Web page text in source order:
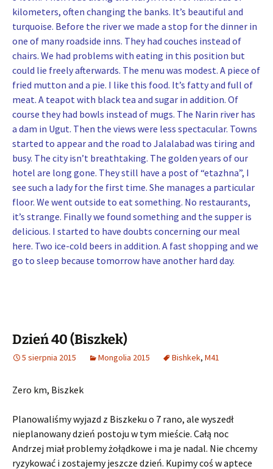
kilometers, often changing the banks. It’s beautiful and
turquoise. Before the river we made a stop for the dinner in
one of many roadside inns. They had couches instead of
chairs. We had problems with eating in this position but
could lie freely afterwards. The menu was modest. A piece of
fried mutton and a pie. I like this food. It’s fatty and full of
meat. A teapot with black tea and sugar in addition. Of
course they had bowls instead of mugs. The Narin river has
a dam in Ugut. Then the views were less spectacular. Towns
started to appear and the road to Jalalabad was tiring and
busy. The city isn’t breathtaking. The golden years of our
hotel are long gone. They still have a post of “etazhna”, I
see such a lady for the first time. She manages a particular
floor. We went outside to eat something. No restaurants,
it’s strange. Finally we found something and the supper is
delicious. I started to have doubts concerning our meal
here. Two ice-cold beers in addition. A fast shopping and we
go to sleep because tomorrow have another hard day.
Dzień 40 (Biszkek)
5 sierpnia 2015 Mongolia 2015 Bishkek, M41
Zero km, Biszkek
Planowaliśmy wyjazd z Biszkeku o 7 rano, ale wyszedł
nieplanowany dzień postoju w tym mieście. Całą noc
Andrzej miał problemy żołądkowe i ma je nadal. Nie chcemy
ryzykować i zostajemy jeszcze dzień. Kupimy coś w aptece